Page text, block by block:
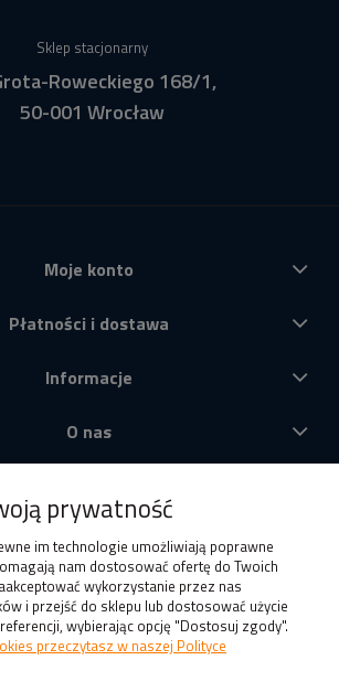
Sklep stacjonarny
Roweckiego 168/1,
50-001 Wrocław
Moje konto
Płatności i dostawa
Informacje
O nas
prywatność
im technologie umożliwiają poprawne
nam dostosować ofertę do Twoich
wykorzystanie przez nas
i przejść do sklepu lub dostosować użycie
wybierając opcję "Dostosuj zgody".
przeczytasz w naszej Polityce